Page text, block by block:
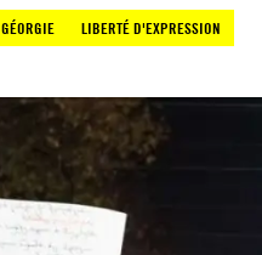
GÉORGIE
LIBERTÉ D'EXPRESSION